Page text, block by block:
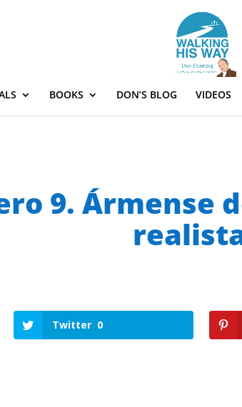
BOOKS DON’S BLOG VIDEOS
9. Ármense
Twitter 0